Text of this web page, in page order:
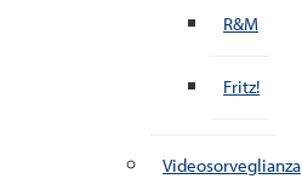
R&M
Fritz!
Videosorveglianza